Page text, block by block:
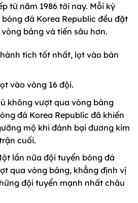
từ năm 1986 tới nay. Mỗi kỳ
đá Korea Republic đều đặt
bảng và tiến sâu hơn.
tích tốt nhất, lọt vào bán
vào vòng 16 đội.
không vượt qua vòng bảng
đá Korea Republic đã khiến
mộ khi đánh bại đương kim
cuối.
lần nữa đội tuyển bóng đá
qua vòng bảng, khẳng định vị
đội tuyển mạnh nhất châu